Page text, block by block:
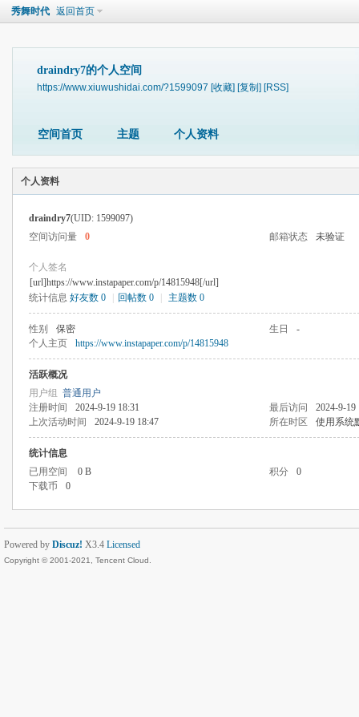
秀舞时代 返回首页
draindry7的个人空间
https://www.xiuwushidai.com/?1599097 [收藏] [复制] [RSS]
空间首页 主题 个人资料
个人资料
draindry7(UID: 1599097)
空间访问量
0 邮箱状态 未验证
个人签名
[url]https://www.instapaper.com/p/14815948[/url]
统计信息 好友数 0 回帖数 0 主题数 0
性别 保密 生日
-
个人主页
https://www.instapaper.com/p/14815948
活跃概况
用户组 普通用户
注册时间
2024-9-19 18:31 最后访问
2024-9-19
上次活动时间
2024-9-19 18:47 所在时区 使用系统
统计信息
已用空间
0 B 积分
0
下载币
0
Powered by Discuz! X3.4 Licensed
Copyright © 2001-2021, Tencent Cloud.